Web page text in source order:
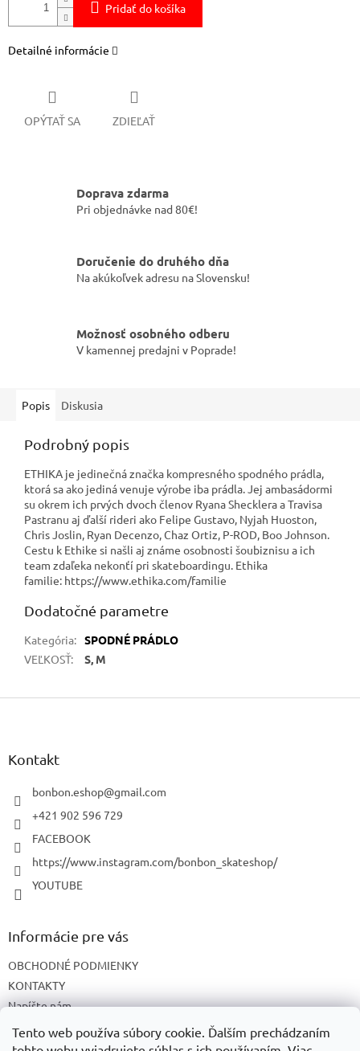
Tento web používa súbory cookie. Ďalším prechádzaním
Pridať do košíka
Detailné informácie
OPÝTAŤ SA ZDIEĽAŤ
Doprava zdarma
Pri objednávke nad 80€!
Doručenie do druhého dňa
Na akúkoľvek adresu na Slovensku!
Možnosť osobného odberu
V kamennej predajni v Poprade!
Popis Diskusia
Podrobný popis
ETHIKA je jedinečná značka kompresného spodného prádla,
ktorá sa ako jediná venuje výrobe iba prádla. Jej ambasádormi
su okrem ich prvých dvoch členov Ryana Shecklera a Travisa
Pastranu aj ďalší rideri ako Felipe Gustavo, Nyjah Huoston,
Chris Joslin, Ryan Decenzo, Chaz Ortiz, P-ROD, Boo Johnson.
Cestu k Ethike si našli aj známe osobnosti šoubiznisu a ich
team zdaľeka nekonťí pri skateboardingu. Ethika
familie: https://www.ethika.com/familie
Dodatočné parametre
Kategória: SPODNÉ PRÁDLO
VEĽKOSŤ: S, M
Z
Kontakt
bonbon.eshop@gmail.com
+421 902 596 729
FACEBOOK
https://www.instagram.com/bonbon_skateshop/
YOUTUBE
Informácie pre vás
OBCHODNÉ PODMIENKY
KONTAKTY
Napíšte nám